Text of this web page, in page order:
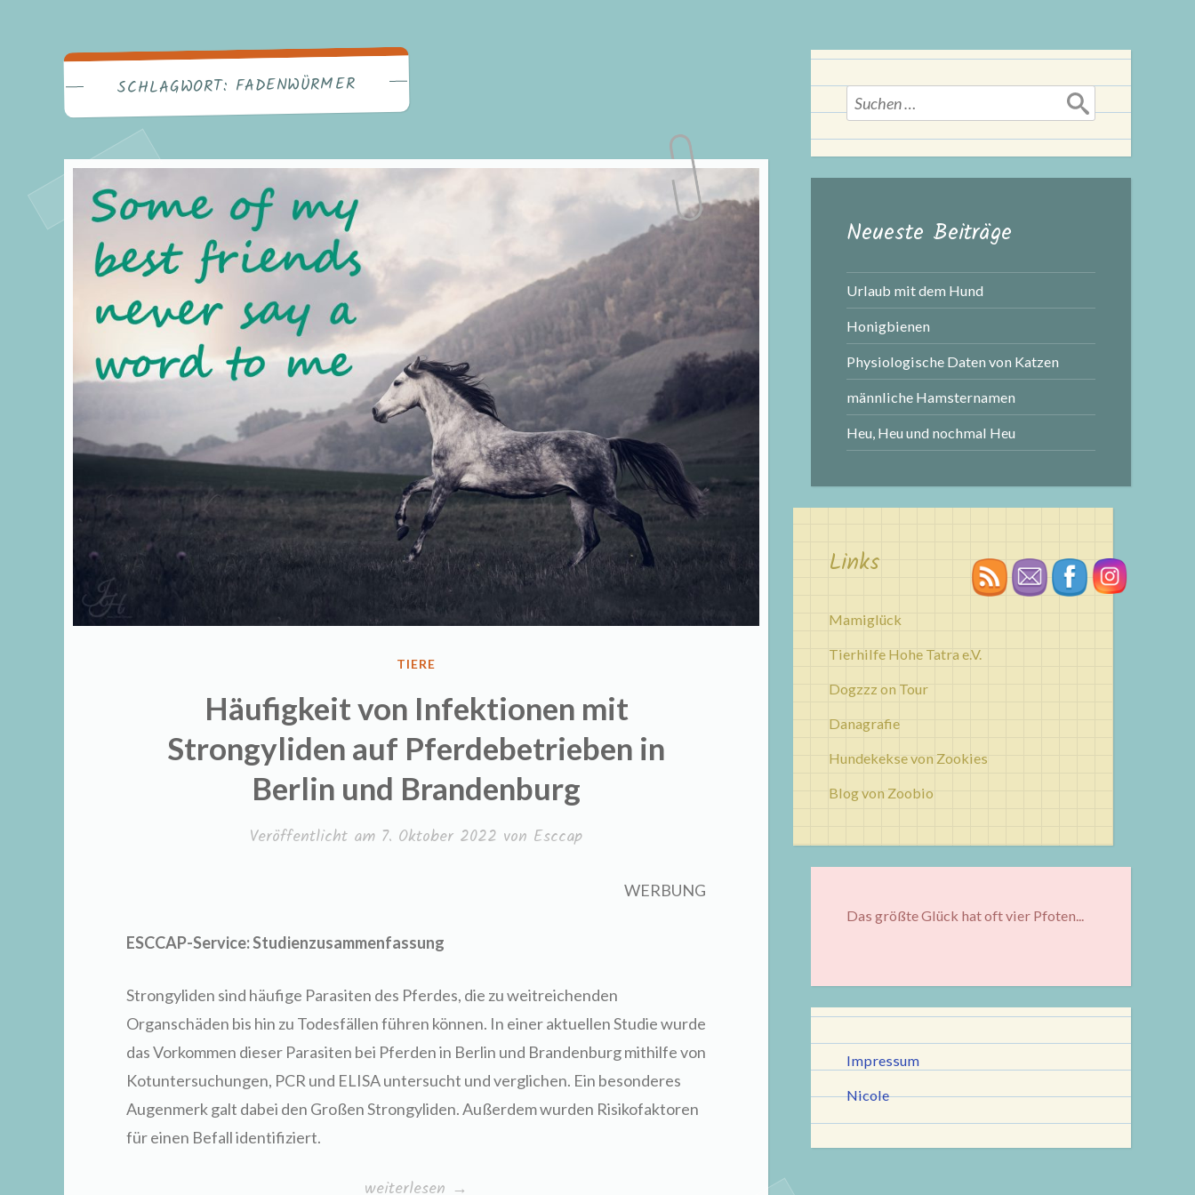
SCHLAGWORT: FADENWÜRMER
VERÖFFENTLICHT
TIERE
Häufigkeit von Infektionen mit
Strongyliden auf Pferdebetrieben in
Berlin und Brandenburg
Veröffentlicht am 7. Oktober 2022 von Esccap
WERBUNG
ESCCAP-Service: Studienzusammenfassung
Strongyliden sind häufige Parasiten des Pferdes, die zu weitreichenden
Organschäden bis hin zu Todesfällen führen können. In einer aktuellen Studie wurde
das Vorkommen dieser Parasiten bei Pferden in Berlin und Brandenburg mithilfe von
Kotuntersuchungen, PCR und ELISA untersucht und verglichen. Ein besonderes
Augenmerk galt dabei den Großen Strongyliden. Außerdem wurden Risikofaktoren
für einen Befall identifiziert.
„Häufigkeit
weiterlesen →
Suchen
nach:
Neueste Beiträge
Urlaub mit dem Hund
Honigbienen
Physiologische Daten von Katzen
männliche Hamsternamen
Heu, Heu und nochmal Heu
Links
Mamiglück
Tierhilfe Hohe Tatra e.V.
Dogzzz on Tour
Danagrafie
Hundekekse von Zookies
Blog von Zoobio
Das größte Glück hat oft vier Pfoten...
Impressum
Nicole